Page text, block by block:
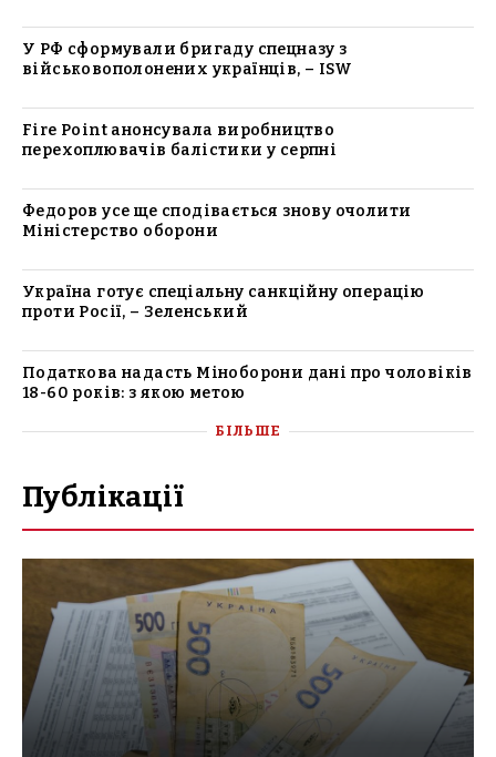
У РФ сформували бригаду спецназу з
військовополонених українців, – ISW
Fire Point анонсувала виробництво
перехоплювачів балістики у серпні
Федоров усе ще сподівається знову очолити
Міністерство оборони
Україна готує спеціальну санкційну операцію
проти Росії, – Зеленський
Податкова надасть Міноборони дані про чоловіків
18-60 років: з якою метою
БІЛЬШЕ
Публікації